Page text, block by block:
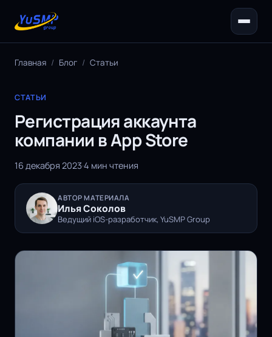
Главная / Блог / Статьи
СТАТЬИ
Регистрация аккаунта
компании в App Store
16 декабря 2023·4 мин чтения
АВТОР МАТЕРИАЛА
Илья Соколов
Ведущий iOS-разработчик, YuSMP Group